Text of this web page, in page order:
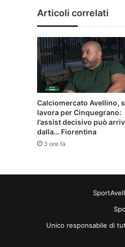
Articoli correlati
Calciomercato Avellino,
lavora per Cinquegrano:
l’assist decisivo può
dalla… Fiorentina
3 ore fa
Unico responsabile di